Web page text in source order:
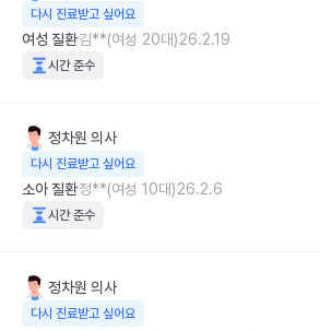
다시 진료받고 싶어요
여성 질환김**(여성 20대)26.2.19
시간 준수
정차원 의사
다시 진료받고 싶어요
소아 질환정**(여성 10대)26.2.6
시간 준수
정차원 의사
다시 진료받고 싶어요